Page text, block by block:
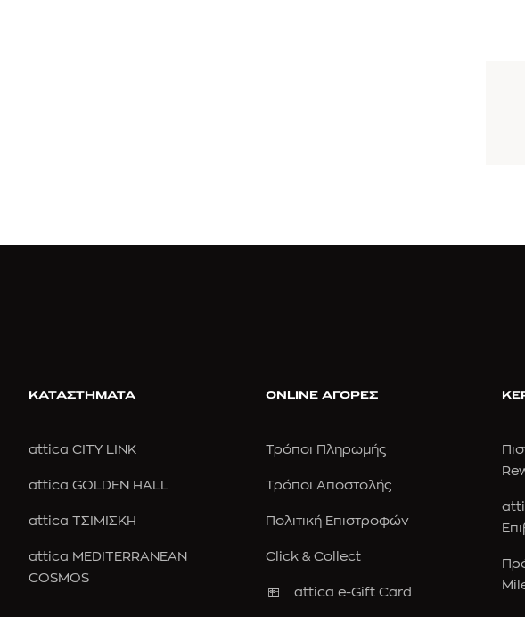
ΚΑΤΑΣΤΗΜΑΤΑ
attica CITY LINK
attica GOLDEN HALL
attica ΤΣΙΜΙΣΚΗ
attica MEDITERRANEAN
COSMOS
ONLINE ΑΓΟΡΕΣ
Τρόποι Πληρωμής
Τρόποι Αποστολής
Πολιτική Επιστροφών
Click & Collect
attica e-Gift Card